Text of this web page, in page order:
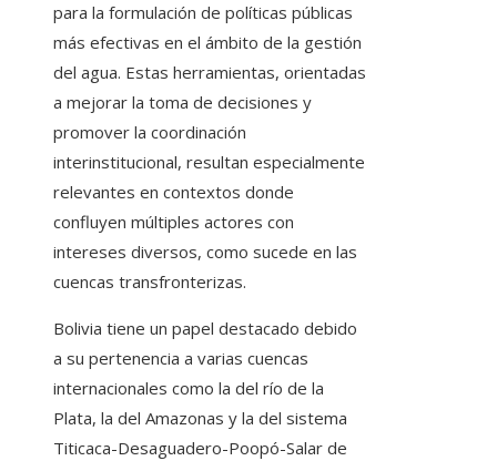
para la formulación de políticas públicas
más efectivas en el ámbito de la gestión
del agua. Estas herramientas, orientadas
a mejorar la toma de decisiones y
promover la coordinación
interinstitucional, resultan especialmente
relevantes en contextos donde
confluyen múltiples actores con
intereses diversos, como sucede en las
cuencas transfronterizas.
Bolivia tiene un papel destacado debido
a su pertenencia a varias cuencas
internacionales como la del río de la
Plata, la del Amazonas y la del sistema
Titicaca-Desaguadero-Poopó-Salar de